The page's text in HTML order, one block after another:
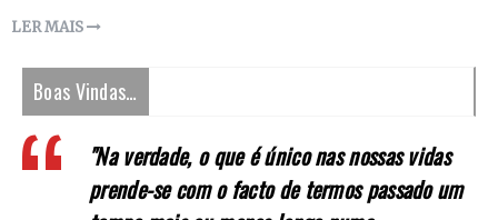
LER MAIS
Boas Vindas…
"Na verdade, o que é único nas nossas vidas
prende-se com o facto de termos passado um